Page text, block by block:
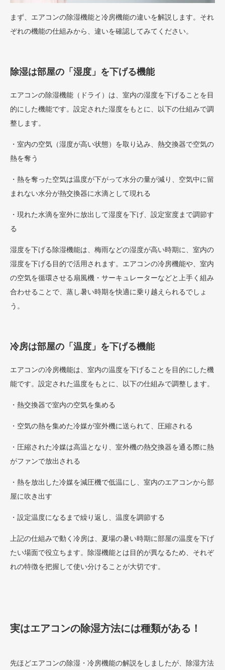
まず、エアコンの除湿機能と冷房機能の違いを解説します。それ
ぞれの機能の仕組みから、違いを確認してみてください。
除湿は部屋の「湿度」を下げる機能
エアコンの除湿機能（ドライ）は、室内の湿度を下げることを目
的にした機能です。設定された湿度をもとに、以下の仕組みで調
整します。
・室内の空気（湿度が高い状態）を取り込み、熱交換器で空気の
熱を奪う
・熱を奪った空気は温度が下がって水分の量が減り、空気中に留
まれない水分が熱交換器に水滴として現れる
・現れた水滴を室外に放出して湿度を下げ、設定室度まで調節す
る
湿度を下げる除湿機能は、梅雨などの湿度が高い時期に、室内の
湿度を下げる目的で活用されます。エアコンの冷房機能や、室内
の空気を循環させる扇風機・サーキュレーターなどと上手く組み
合わせることで、蒸し暑い時期を快適に乗り越えられるでしょ
う。
冷房は部屋の「温度」を下げる機能
エアコンの冷房機能は、室内の温度を下げることを目的にした機
能です。設定された温度をもとに、以下の仕組みで調整します。
・熱交換器で室内の空気を集める
・空気の熱を集めた冷媒が室外機に送られて、圧縮される
・圧縮された冷媒は高温となり、室外機の熱交換器を通る際に熱
がファンで放出される
・熱を放出した冷媒を減圧機で低温にし、室内のエアコンから部
屋に吹き出す
・設定温度になるまで繰り返し、温度を調節する
上記の仕組みで動く冷房は、夏場の暑い時期に部屋の温度を下げ
たい場面で役立ちます。除湿機能とは目的が異なるため、それぞ
れの特徴を把握して使い分けることが大切です。
実はエアコンの除湿方法には種類がある！
先ほどエアコンの除湿・冷房機能の解説をしましたが、除湿方法